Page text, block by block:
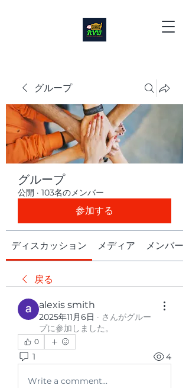
グループ
グループ
公開 · 103名のメンバー
参加する
ディスカッション メディア メンバー
戻る
alexis smith
2025年11月6日 · さんがグルー
プに参加しました。
0
1 4
Write a comment...